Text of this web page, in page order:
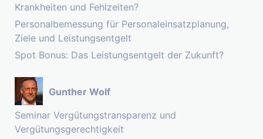
Krankheiten und Fehlzeiten?
Personalbemessung für Personaleinsatzplanung,
Ziele und Leistungsentgelt
Spot Bonus: Das Leistungsentgelt der Zukunft?
Gunther Wolf
Seminar Vergütungstransparenz und
Vergütungsgerechtigkeit